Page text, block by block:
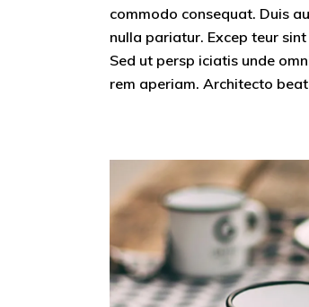
commodo consequat. Duis
nulla pariatur. Excep teur
Sed ut persp iciatis unde
rem aperiam. Architecto